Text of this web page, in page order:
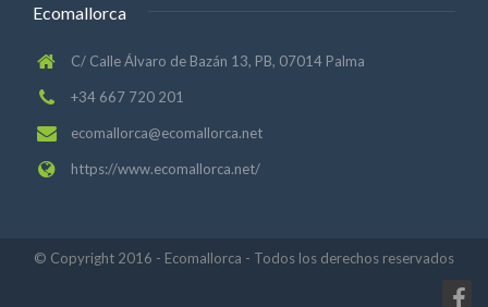
Ecomallorca
C/ Calle Álvaro de Bazán 13, PB, 07014 Palma
+34 667 720 201
ecomallorca@ecomallorca.net
https://www.ecomallorca.net/
© Copyright 2016 - Ecomallorca - Todos los derechos reservados